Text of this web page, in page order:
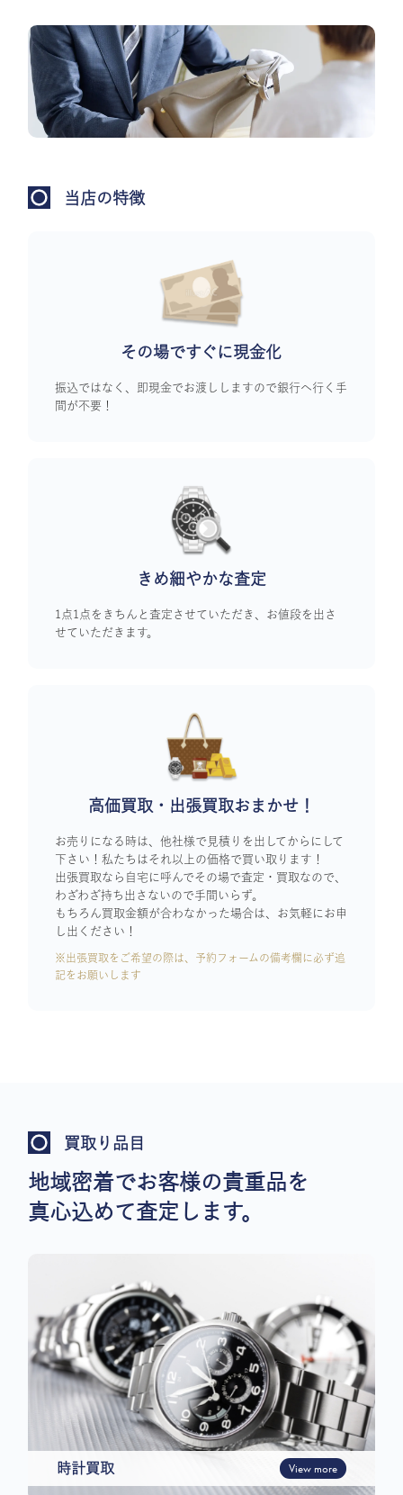
当店の特徴
その場ですぐに現金化
振込ではなく、即現金でお渡ししますので銀行へ行く手
間が不要！
きめ細やかな査定
1点1点をきちんと査定させていただき、お値段を出さ
せていただきます。
高価買取・出張買取おまかせ！
お売りになる時は、他社様で見積りを出してからにして
下さい！私たちはそれ以上の価格で買い取ります！
出張買取なら自宅に呼んでその場で査定・買取なので、
わざわざ持ち出さないので手間いらず。
もちろん買取金額が合わなかった場合は、お気軽にお申
し出ください！
※出張買取をご希望の際は、予約フォームの備考欄に必ず追
記をお願いします
買取り品目
地域密着でお客様の貴重品を
真心込めて査定します。
時計買取 View more